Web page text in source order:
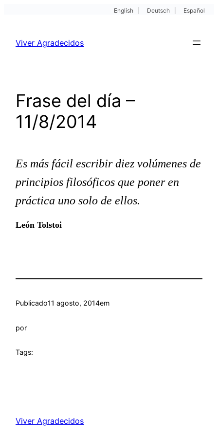
English Deutsch Español
Viver Agradecidos
Frase del día –
11/8/2014
Es más fácil escribir diez volúmenes de
principios filosóficos que poner en
práctica uno solo de ellos.
León Tolstoi
Publicado11 agosto, 2014em
por
Tags:
Viver Agradecidos